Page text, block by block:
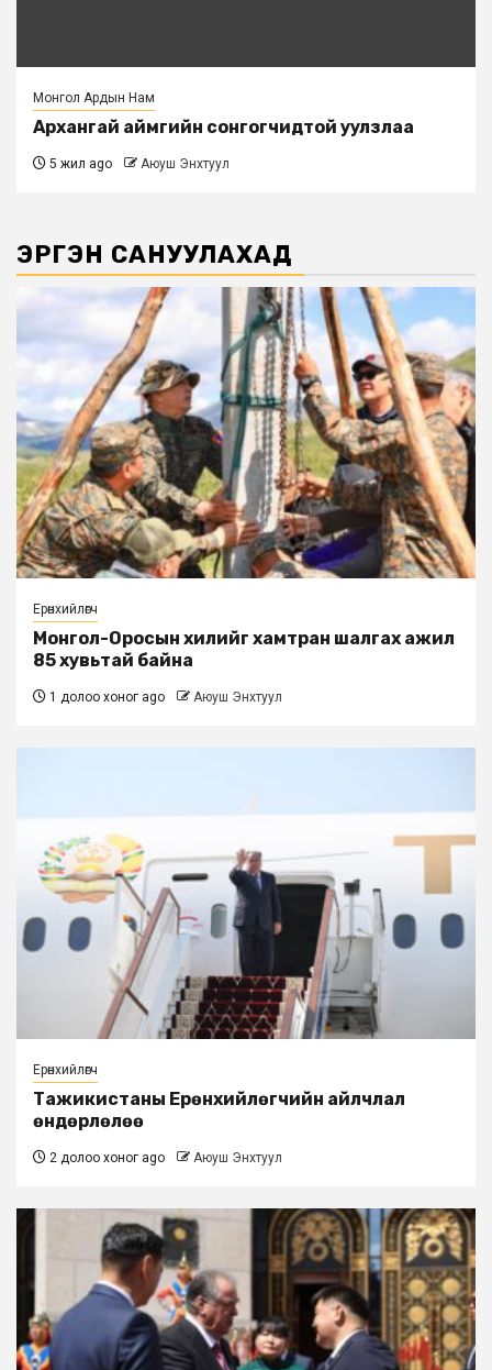
Монгол Ардын Нам
Архангай аймгийн сонгогчидтой уулзлаа
5 жил ago Аюуш Энхтуул
ЭРГЭН САНУУЛАХАД
Ерөнхийлөгч
Монгол-Оросын хилийг хамтран шалгах ажил
85 хувьтай байна
1 долоо хоног ago Аюуш Энхтуул
Ерөнхийлөгч
Тажикистаны Ерөнхийлөгчийн айлчлал
өндөрлөлөө
2 долоо хоног ago Аюуш Энхтуул